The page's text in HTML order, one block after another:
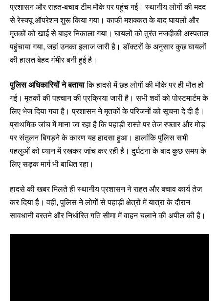
प्रशासन और राहत-बचाव टीम मौके पर पहुंच गई। स्थानीय लोगों की मदद
से रेस्क्यू ऑपरेशन शुरू किया गया। काफी मशक्कत के बाद घायलों और
मृतकों को खाई से बाहर निकाला गया। घायलों को तुरंत नजदीकी अस्पताल
पहुंचाया गया, जहां उनका इलाज जारी है। डॉक्टरों के अनुसार कुछ घायलों
की हालत बेहद गंभीर बनी हुई है।
पुलिस अधिकारियों ने बतायाकि हादसे में छह लोगों की मौके पर ही मौत हो
गई। मृतकों की पहचान की प्रक्रिया जारी है। सभी शवों को पोस्टमार्टम के
लिए भेज दिया गया है। प्रशासन ने मृतकों के परिजनों को सूचना दे दी है।
प्राथमिक जांच में माना जा रहा है कि पहाड़ी रास्ते पर तेज रफ्तार और मोड़
पर संतुलन बिगड़ने के कारण यह हादसा हुआ। हालांकि पुलिस सभी
पहलुओं को ध्यान में रखकर जांच कर रही है। दुर्घटना के बाद कुछ समय के
लिए सड़क मार्ग भी बाधित रहा।
हादसे की खबर मिलते ही स्थानीय प्रशासन ने राहत और बचाव कार्य तेज
कर दिया है। वहीं, पुलिस ने लोगों से पहाड़ी क्षेत्रों में यात्रा के दौरान
सावधानी बरतने और निर्धारित गति सीमा में वाहन चलाने की अपील की है।